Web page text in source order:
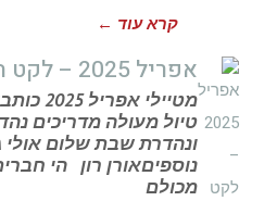
קרא עוד ←
אפריל 2025 – לקט תודות
מטיילי
טיול מעולה מדריכים
ונהדרת שבת שלום אולי
נוספיםאורן רון הי
מכולם